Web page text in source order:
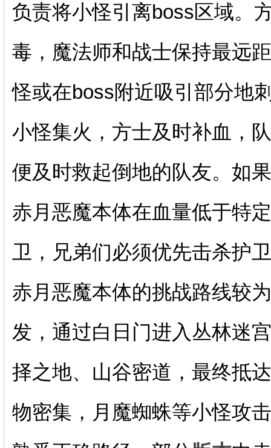
负责将小怪引离boss区域。
毒，魔法师和战士保持最远
怪或在boss附近吸引部分地
小怪集火，方士及时补血，
便及时救起倒地的队友。如
赤月恶魔本体在血量低于特
卫，兄弟们必须优先击杀护
赤月恶魔本体的挑战路线较
发，通过白日门进入丛林迷
择之地、山谷密道，最终抵
物密集，月魔蜘蛛等小怪攻